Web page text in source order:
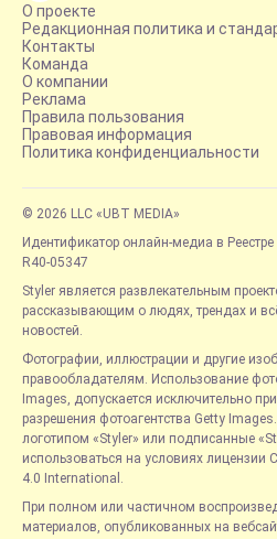
О проекте
Редакционная политика и
Контакты
Команда
О компании
Реклама
Правила пользования
Правовая информация
Политика конфиденциальности
© 2026 LLC «UBT MEDIA»
Идентификатор онлайн-медиа в
R40-05347
Styler является развлекательным
рассказывающим о людях, трендах и
новостей.
Фотографии, иллюстрации и другие
правообладателям. Использование
Images, допускается исключительно
разрешения фотоагентства Getty
логотипом «Styler» или подписанные
использоваться на условиях лицензии
4.0 International.
При полном или частичном
материалов, опубликованных на